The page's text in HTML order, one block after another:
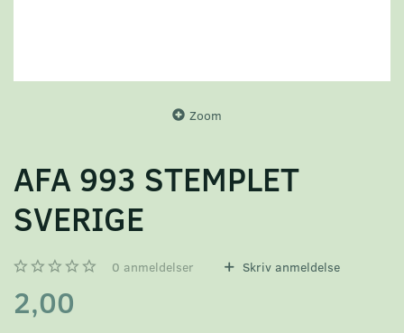
Zoom
AFA 993 STEMPLET
SVERIGE
0 anmeldelser Skriv anmeldelse
2,00